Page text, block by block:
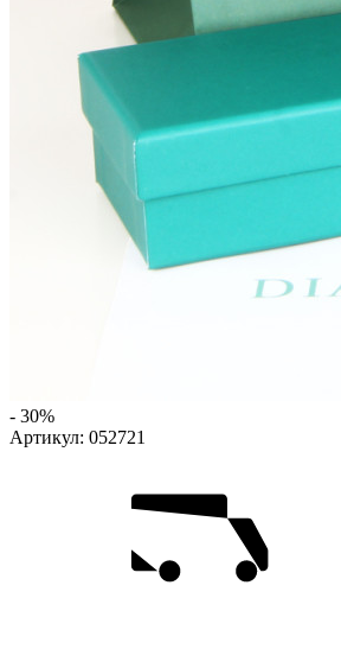
- 30%
Артикул: 052721